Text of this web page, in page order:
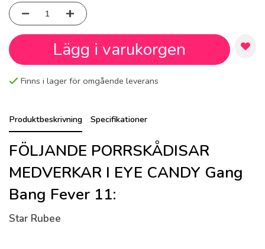
Lägg i varukorgen
Finns i lager för omgående leverans
Produktbeskrivning Specifikationer
FÖLJANDE PORRSKÅDISAR
MEDVERKAR I EYE CANDY Gang
Bang Fever 11:
Star Rubee